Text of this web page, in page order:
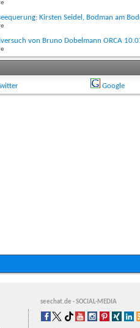
Kirsten Seidel, Bodman am
von Bruno Dobelmann ORCA
Google
seechat.de - SOCIAL-MEDIA